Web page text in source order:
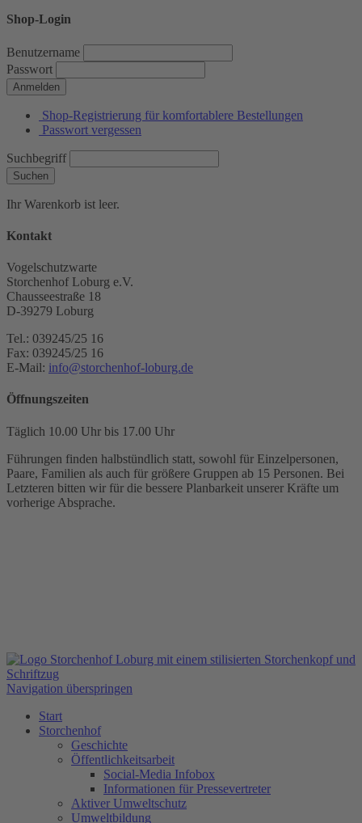
Shop-Login
Benutzername
Passwort
Anmelden
Shop-Registrierung für komfortablere Bestellungen
Passwort vergessen
Suchbegriff
Suchen
Ihr Warenkorb ist leer.
Kontakt
Vogelschutzwarte
Storchenhof Loburg e.V.
Chausseestraße 18
D-39279 Loburg
Tel.: 039245/25 16
Fax: 039245/25 16
E-Mail: info@storchenhof-loburg.de
Öffnungszeiten
Täglich 10.00 Uhr bis 17.00 Uhr
Führungen finden halbstündlich statt, sowohl für Einzelpersonen,
Paare, Familien als auch für größere Gruppen ab 15 Personen. Bei
Letzteren bitten wir für die bessere Planbarkeit unserer Kräfte um
vorherige Absprache.
Navigation überspringen
Start
Storchenhof
Geschichte
Öffentlichkeitsarbeit
Social-Media Infobox
Informationen für Pressevertreter
Aktiver Umweltschutz
Umweltbildung